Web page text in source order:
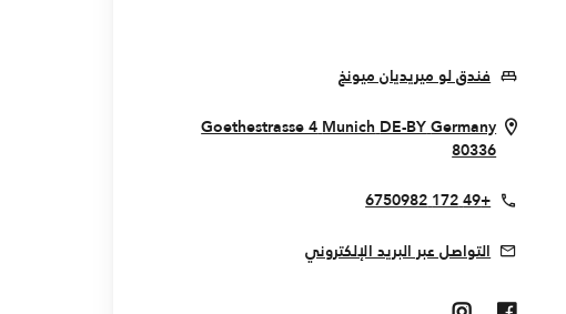
فندق لو ميريديان ميونخOpens In New Window
Goethestrasse 4MunichDE-BYGermany
80336
Opens In New Window
+49 172 6750982
التواصل عبر البريد الإلكتروني